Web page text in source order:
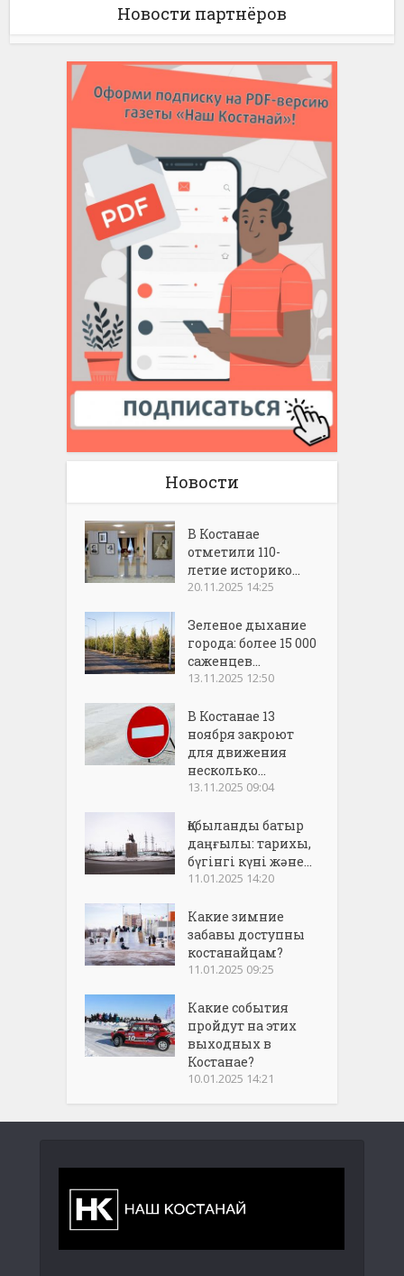
Новости партнёров
Новости
В Костанае
отметили 110-
летие историко...
20.11.2025 14:25
Зеленое дыхание
города: более 15 000
саженцев...
13.11.2025 12:50
В Костанае 13
ноября закроют
для движения
несколько...
13.11.2025 09:04
Қобыланды батыр
даңғылы: тарихы,
бүгінгі күні және...
11.01.2025 14:20
Какие зимние
забавы доступны
костанайцам?
11.01.2025 09:25
Какие события
пройдут на этих
выходных в
Костанае?
10.01.2025 14:21